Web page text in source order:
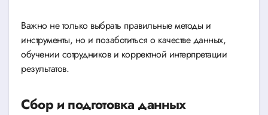
Важно не только выбрать правильные методы и
инструменты, но и позаботиться о качестве данных,
обучении сотрудников и корректной интерпретации
результатов.
Сбор и подготовка данных